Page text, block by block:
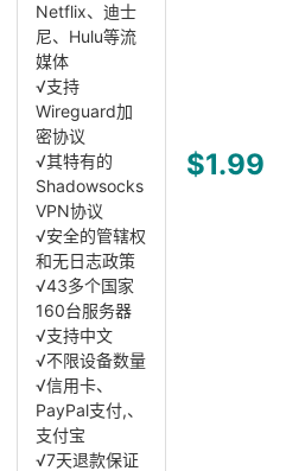
Netflix、迪士
尼、Hulu等流
媒体
√支持
Wireguard加
密协议
√其特有的
Shadowsocks
VPN协议
√安全的管辖权
和无日志政策
√43多个国家
160台服务器
√支持中文
√不限设备数量
√信用卡、
PayPal支付,、
支付宝
√7天退款保证
$1.99